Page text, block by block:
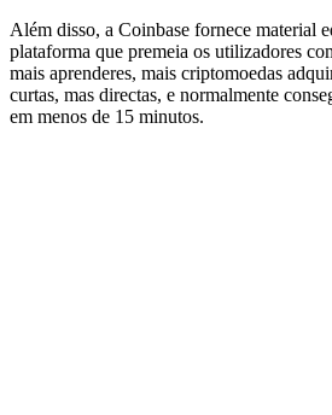
Além disso, a Coinbase fornece material
plataforma que premeia os utilizadores
mais aprenderes, mais criptomoedas
curtas, mas directas, e normalmente
em menos de 15 minutos.